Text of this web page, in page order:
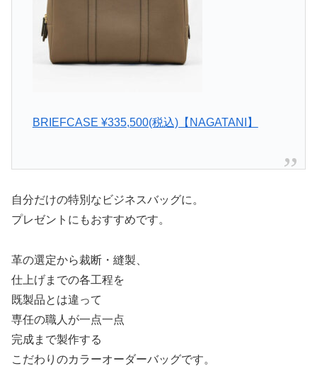
BRIEFCASE ¥335,500(税込)【NAGATANI】
自分だけの特別なビジネスバッグに。
プレゼントにもおすすめです。
革の選定から裁断・縫製、
仕上げまでの各工程を
既製品とは違って
専任の職人が一点一点
完成まで製作する
こだわりのカラーオーダーバッグです。